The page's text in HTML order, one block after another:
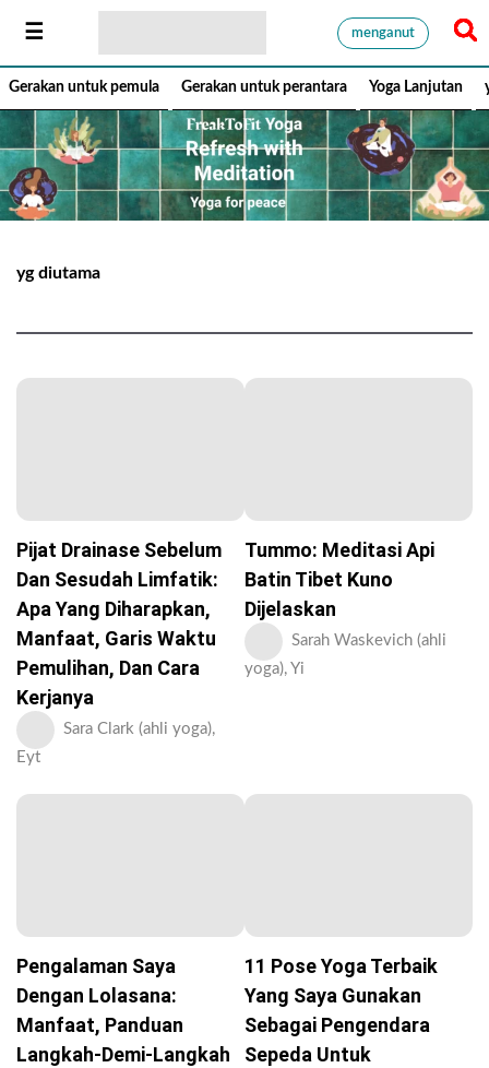
menganut
Gerakan untuk pemula Gerakan untuk perantara Yoga Lanjutan
yg diutama
Pijat Drainase Sebelum
Dan Sesudah Limfatik:
Apa Yang Diharapkan,
Manfaat, Garis Waktu
Pemulihan, Dan Cara
Kerjanya
Sara Clark (ahli yoga),
Eyt
Tummo: Meditasi Api
Batin Tibet Kuno
Dijelaskan
Sarah Waskevich (ahli
yoga), Yi
Pengalaman Saya
Dengan Lolasana:
Manfaat, Panduan
Langkah-Demi-Langkah
11 Pose Yoga Terbaik
Yang Saya Gunakan
Sebagai Pengendara
Sepeda Untuk